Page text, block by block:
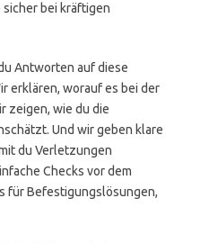
sicher bei kräftigen
Antworten auf diese
erklären, worauf es bei der
zeigen, wie du die
Und wir geben klare
du Verletzungen
Checks vor dem
für Befestigungslösungen,